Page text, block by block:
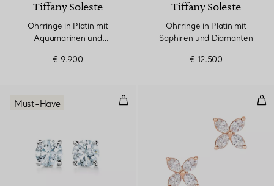
Tiffany Soleste
Ohrringe in Platin mit
Aquamarinen und
€ 9.900
Tiffany Soleste
Ohrringe in Platin mit
Saphiren und Diamanten
€ 12.500
Diamant-Ohrstecker in Platin
Must-Have